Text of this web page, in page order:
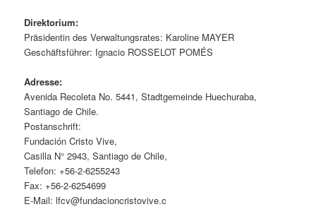
Direktorium:
Präsidentin des Verwaltungsrates: Karoline MAYER
Geschäftsführer: Ignacio ROSSELOT POMÉS
Adresse:
Avenida Recoleta No. 5441, Stadtgemeinde Huechuraba,
Santiago de Chile.
Postanschrift:
Fundación Cristo Vive,
Casilla N° 2943, Santiago de Chile,
Telefon: +56-2-6255243
Fax: +56-2-6254699
E-Mail: lfcv@fundacioncristovive.c